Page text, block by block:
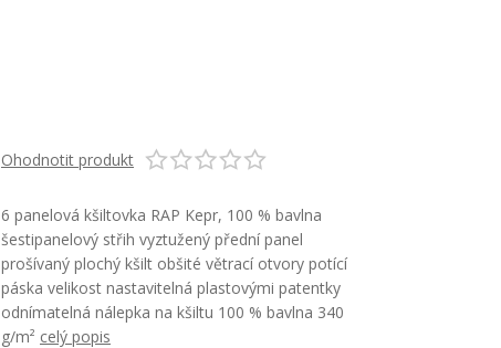
Ohodnotit produkt
6 panelová kšiltovka RAP Kepr, 100 % bavlna
šestipanelový střih vyztužený přední panel
prošívaný plochý kšilt obšité větrací otvory potící
páska velikost nastavitelná plastovými patentky
odnímatelná nálepka na kšiltu 100 % bavlna 340
g/m² celý popis